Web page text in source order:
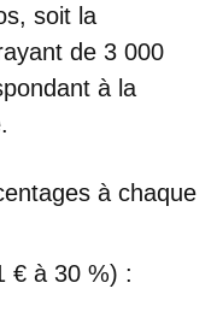
soit la
de 3 000
à la
à chaque
€ à 30 %) :